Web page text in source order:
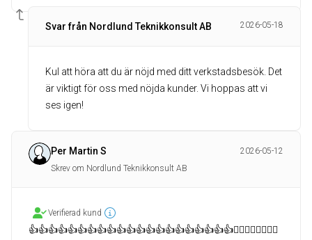
Svar från Nordlund Teknikkonsult AB 2026-05-18
Kul att höra att du är nöjd med ditt verkstadsbesök. Det
är viktigt för oss med nöjda kunder. Vi hoppas att vi
ses igen!
Per Martin S
2026-05-12
Skrev om Nordlund Teknikkonsult AB
Verifierad kund
👍👍👍👍👍👍👍👍👍👍👍👍👍👍👍👍👍👍👍👍👍👍🏻👍🏻👍🏻👍🏻